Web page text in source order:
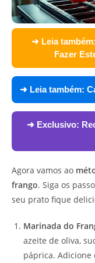
➜ Leia também:
Fazer
➜ Leia também:
➜ Exclusivo:
Agora vamos ao
frango. Siga os
seu prato fique
Marinada do
azeite de oliva,
páprica. Adicione